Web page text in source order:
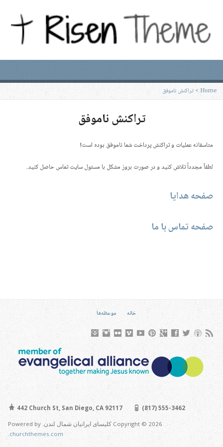
Home
>تراکنش ناموفق
تراکنش ناموفق
متاسفانه عملیات و تراکنش پرداخت شما ناموفق بوده است!
لطفاً مجدداً تلاش کنید و در صورت بروز مشکل با مسئول سایت تماس حاصل کنید.
صفحه هدایا
صفحه تماس با ما
خانه موعظه‌ها
442 Church St, San Diego, CA 92117 (817) 555-3462
Copyright © 2026 کلیسای ایرانیان شمال لندن. Powered by
churchthemes.com
.